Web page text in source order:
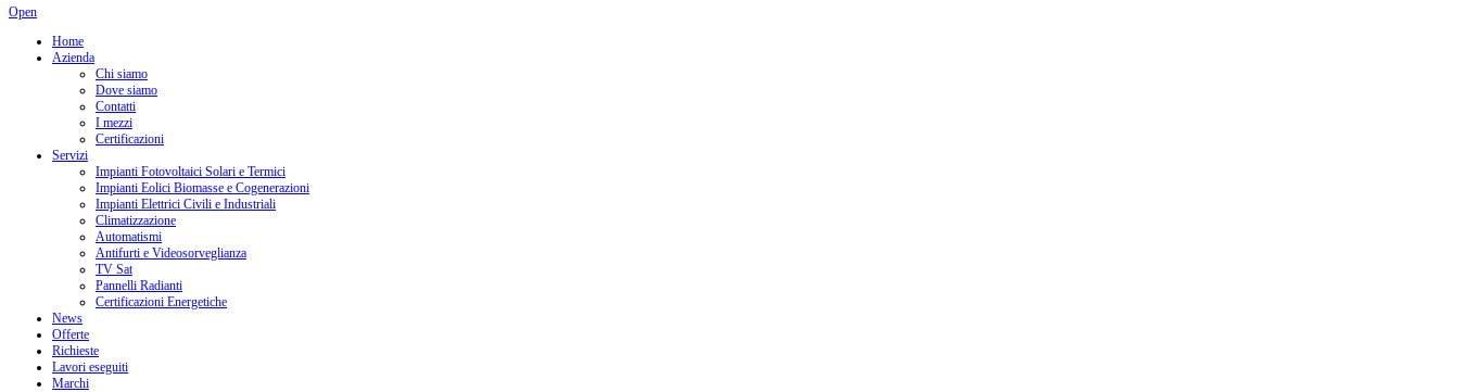
Open
Home
Azienda
Chi siamo
Dove siamo
Contatti
I mezzi
Certificazioni
Servizi
Impianti Fotovoltaici Solari e Termici
Impianti Eolici Biomasse e Cogenerazioni
Impianti Elettrici Civili e Industriali
Climatizzazione
Automatismi
Antifurti e Videosorveglianza
TV Sat
Pannelli Radianti
Certificazioni Energetiche
News
Offerte
Richieste
Lavori eseguiti
Marchi